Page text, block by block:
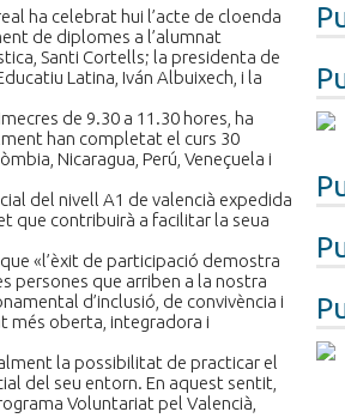
ha celebrat hui l’acte de cloenda
de diplomes a l’alumnat
Santi Cortells; la presidenta de
Latina, Iván Albuixech, i la
de 9.30 a 11.30 hores, ha
han completat el curs 30
Nicaragua, Perú, Veneçuela i
del nivell A1 de valencià expedida
que contribuirà a facilitar la seua
«l’èxit de participació demostra
persones que arriben a la nostra
d’inclusió, de convivència i
més oberta, integradora i
la possibilitat de practicar el
del seu entorn. En aquest sentit,
Voluntariat pel Valencià,